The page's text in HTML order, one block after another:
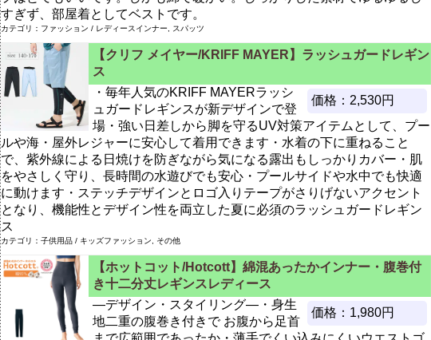
すぎず、部屋着としてベストです。
カテゴリ：ファッション / レディースインナー, スパッツ
【クリフ メイヤー/KRIFF MAYER】ラッシュガードレギン
ス
価格：2,530円
・毎年人気のKRIFF MAYERラッシ
ュガードレギンスが新デザインで登
場・強い日差しから脚を守るUV対策アイテムとして、プー
ルや海・屋外レジャーに安心して着用できます・水着の下に重ねること
で、紫外線による日焼けを防ぎながら気になる露出もしっかりカバー・肌
をやさしく守り、長時間の水遊びでも安心・プールサイドや水中でも快適
に動けます・ステッチデザインとロゴ入りテープがさりげないアクセント
となり、機能性とデザイン性を両立した夏に必須のラッシュガードレギン
ス
カテゴリ：子供用品 / キッズファッション, その他
【ホットコット/Hotcott】綿混あったかインナー・腹巻付
き十二分丈レギンスレディース
価格：1,980円
―デザイン・スタイリング―・身生
地二重の腹巻き付きで お腹から足首